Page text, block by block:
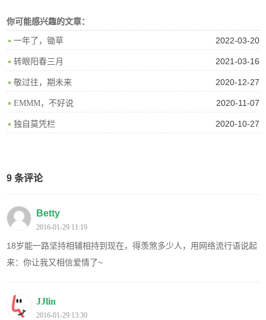
你可能感兴趣的文章：
2022-03-20
一年了，锄草
2021-03-16
转眼阳春三月
2020-12-27
敬过往，期未来
2020-11-07
EMMM，不好说
2020-10-27
独自莫凭栏
9 条评论
Betty
2016-01-29 11:19
18岁能一路坚持相辅相持到现在，得羡煞多少人，用网络流行语说起
来：你让我又相信爱情了~
JJlin
2016-01-29 13:30